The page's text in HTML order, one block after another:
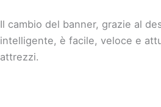
Il cambio del banner, grazie al
intelligente, è facile, veloce e
attrezzi.